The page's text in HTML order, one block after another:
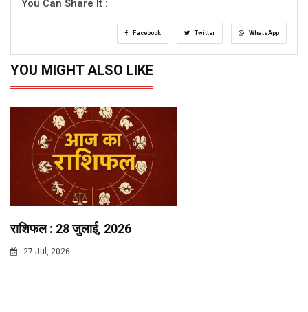
You Can Share It :
Facebook Twitter WhatsApp
YOU MIGHT ALSO LIKE
राशिफल : 28 जुलाई, 2026
27 Jul, 2026